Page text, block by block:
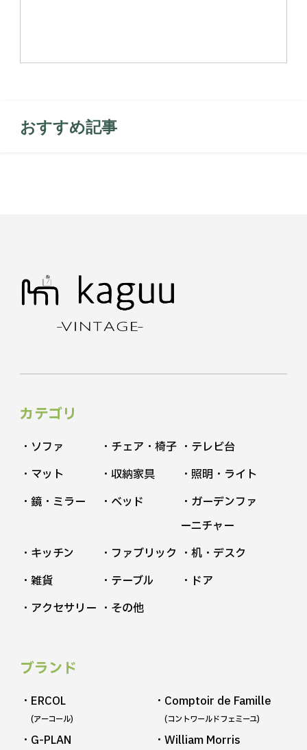
おすすめ記事
ブランド
・ERCOL
(アーコール)
・Comptoir de Famille
(コントワールドフェミーユ)
・G-PLAN ・William Morris
カテゴリ
・ソファ ・チェア・椅子 ・テレビ台
・マット
・収納家具
・照明・ライト
・鏡・ミラー
・ベッド
・ガーデンファ
ーニチャー
・キッチン
・ファブリック ・机・デスク
・雑貨
・テーブル
・ドア
・アクセサリー ・その他